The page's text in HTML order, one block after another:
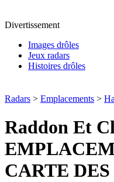
Divertissement
Images drôles
Jeux radars
Histoires drôles
Radars > Emplacements >
Raddon Et
CARTE